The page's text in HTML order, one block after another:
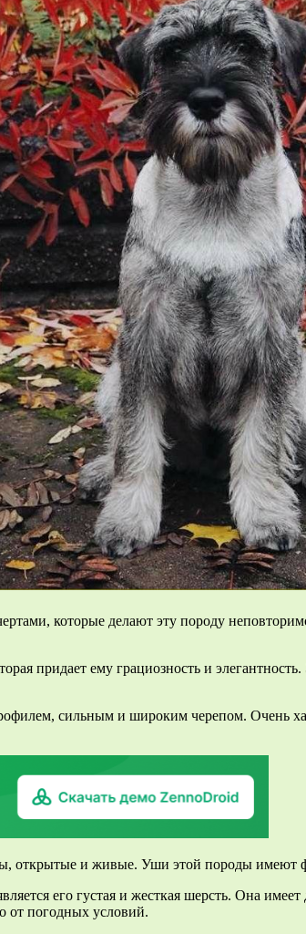
которые делают эту породу
придает ему грациозность и
сильным и широким черепом. Очень
открытые и живые. Уши этой породы имеют
его густая и жесткая шерсть. Она
от погодных условий.